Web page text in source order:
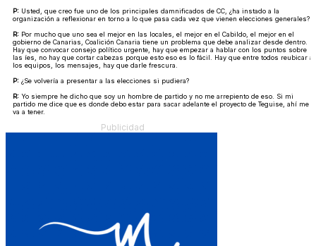
P: Usted, que creo fue uno de los principales damnificados de CC, ¿ha instado a la
organización a reflexionar en torno a lo que pasa cada vez que vienen elecciones generales?
R: Por mucho que uno sea el mejor en las locales, el mejor en el Cabildo, el mejor en el
gobierno de Canarias, Coalición Canaria tiene un problema que debe analizar desde dentro.
Hay que convocar consejo político urgente, hay que empezar a hablar con los puntos sobre
las íes, no hay que cortar cabezas porque esto eso es lo fácil. Hay que entre todos reubicar a
los equipos, los mensajes, hay que darle frescura.
P: ¿Se volvería a presentar a las elecciones si pudiera?
R: Yo siempre he dicho que soy un hombre de partido y no me arrepiento de eso. Si mi
partido me dice que es donde debo estar para sacar adelante el proyecto de Teguise, ahí me
va a tener.
Publicidad